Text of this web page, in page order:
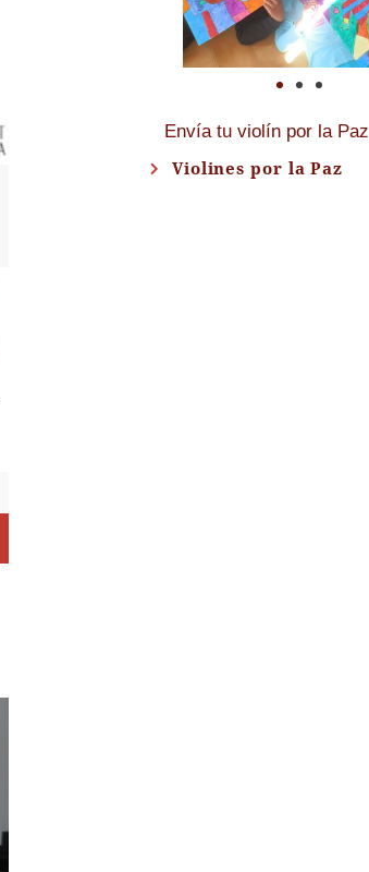
Envía tu violín por la Paz
Violines por la Paz